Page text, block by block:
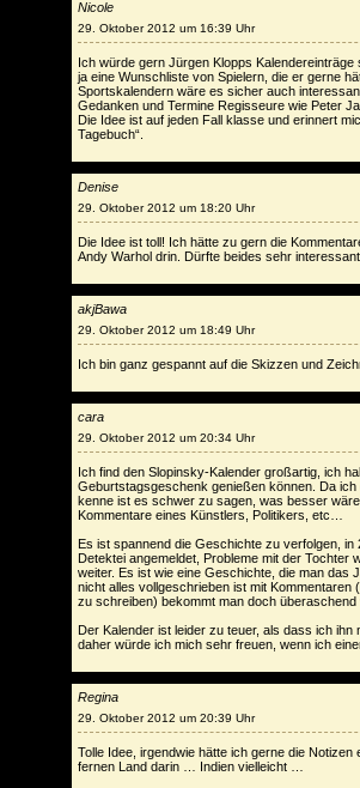
Nicole
29. Oktober 2012 um 16:39 Uhr
Ich würde gern Jürgen Klopps
ja eine Wunschliste von Spielern, die er gerne
Sportskalendern wäre es sicher auch
Gedanken und Termine Regisseure wie Peter
Die Idee ist auf jeden Fall klasse und erinnert
Tagebuch“.
Denise
29. Oktober 2012 um 18:20 Uhr
Die Idee ist toll! Ich hätte zu gern die
Andy Warhol drin. Dürfte beides sehr
akjBawa
29. Oktober 2012 um 18:49 Uhr
Ich bin ganz gespannt auf die Skizzen und
cara
29. Oktober 2012 um 20:34 Uhr
Ich find den Slopinsky-Kalender großartig, ich
Geburtstagsgeschenk genießen können. Da
kenne ist es schwer zu sagen, was besser
Kommentare eines Künstlers, Politikers, etc…
Es ist spannend die Geschichte zu verfolgen, in
Detektei angemeldet, Probleme mit der Tochter
weiter. Es ist wie eine Geschichte, die man das
nicht alles vollgeschrieben ist mit Kommentaren
zu schreiben) bekommt man doch
Der Kalender ist leider zu teuer, als dass ich ihn
daher würde ich mich sehr freuen, wenn ich
Regina
29. Oktober 2012 um 20:39 Uhr
Tolle Idee, irgendwie hätte ich gerne die Notizen
fernen Land darin … Indien vielleicht …